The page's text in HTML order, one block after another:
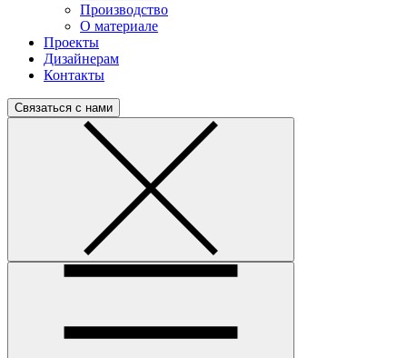
Производство
О материале
Проекты
Дизайнерам
Контакты
Связаться с нами